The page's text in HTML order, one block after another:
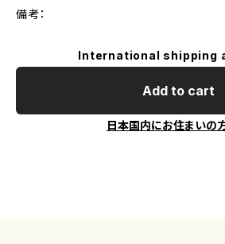
備考：
International shipping
Add to cart
日本国内にお住まいの